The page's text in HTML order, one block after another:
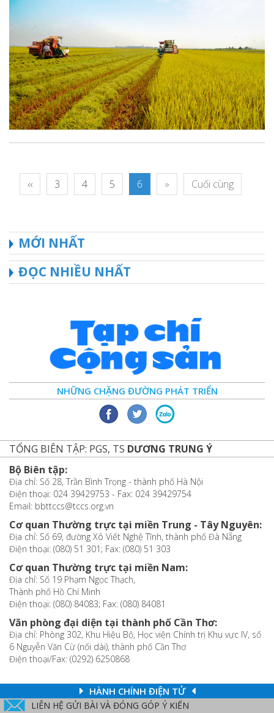
‹‹ 3 4 5 6 » Cuối cùng
MỚI NHẤT
ĐỌC NHIỀU NHẤT
NHỮNG CHẶNG ĐƯỜNG PHÁT TRIỂN
TỔNG BIÊN TẬP: PGS, TS DƯƠNG TRUNG Ý
Bộ Biên tập:
Địa chỉ: Số 28, Trần Bình Trọng - thành phố Hà Nội
Điện thoại: 024 39429753 - Fax: 024 39429754
Email: bbttccs@tccs.org.vn
Cơ quan Thường trực tại miền Trung - Tây Nguyên:
Địa chỉ: Số 69, đường Xô Viết Nghệ Tĩnh, thành phố Đà Nẵng
Điện thoại: (080) 51 301; Fax: (080) 51 303
Cơ quan Thường trực tại miền Nam:
Địa chỉ: Số 19 Phạm Ngọc Thạch,
Thành phố Hồ Chí Minh
Điện thoại: (080) 84083; Fax: (080) 84081
Văn phòng đại diện tại thành phố Cần Thơ:
Địa chỉ: Phòng 302, Khu Hiệu Bộ, Học viện Chính trị Khu vực IV, số
6 Nguyễn Văn Cừ (nối dài), thành phố Cần Thơ
Điện thoại/Fax: (0292) 6250868
HÀNH CHÍNH ĐIỆN TỬ
LIÊN HỆ GỬI BÀI VÀ ĐÓNG GÓP Ý KIẾN